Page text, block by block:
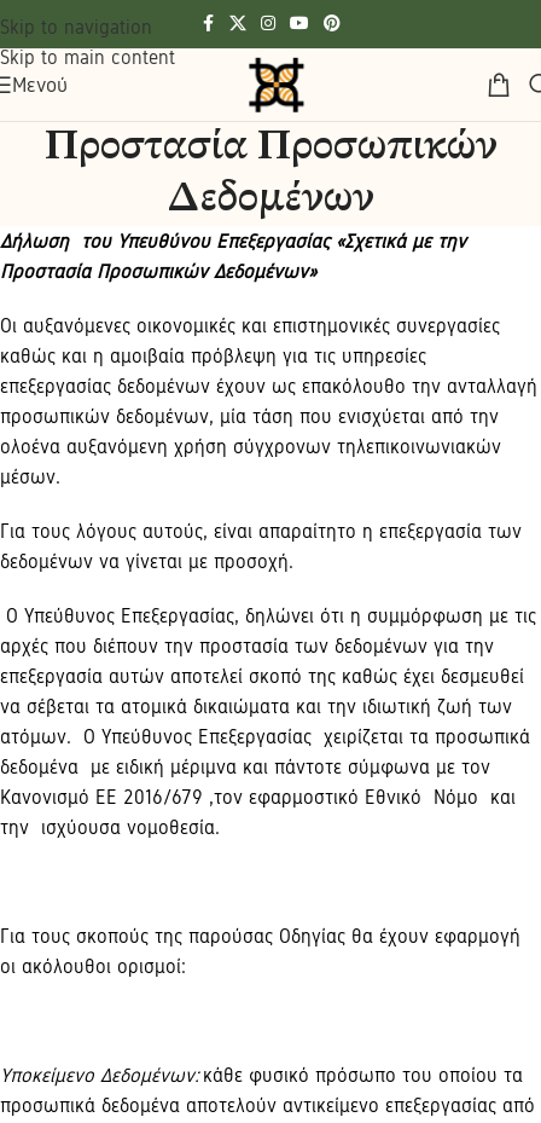
Skip to navigation
Skip to main content
Μενού
Προστασία Προσωπικών
Δεδομένων
Δήλωση του Υπευθύνου Επεξεργασίας «Σχετικά με την
Προστασία Προσωπικών Δεδομένων»
Οι αυξανόμενες οικονομικές και επιστημονικές συνεργασίες
καθώς και η αμοιβαία πρόβλεψη για τις υπηρεσίες
επεξεργασίας δεδομένων έχουν ως επακόλουθο την ανταλλαγή
προσωπικών δεδομένων, μία τάση που ενισχύεται από την
ολοένα αυξανόμενη χρήση σύγχρονων τηλεπικοινωνιακών
μέσων.
Για τους λόγους αυτούς, είναι απαραίτητο η επεξεργασία των
δεδομένων να γίνεται με προσοχή.
Ο Υπεύθυνος Επεξεργασίας, δηλώνει ότι η συμμόρφωση με τις
αρχές που διέπουν την προστασία των δεδομένων για την
επεξεργασία αυτών αποτελεί σκοπό της καθώς έχει δεσμευθεί
να σέβεται τα ατομικά δικαιώματα και την ιδιωτική ζωή των
ατόμων. Ο Υπεύθυνος Επεξεργασίας χειρίζεται τα προσωπικά
δεδομένα με ειδική μέριμνα και πάντοτε σύμφωνα με τον
Κανονισμό ΕΕ 2016/679 ,τον εφαρμοστικό Εθνικό Νόμο και
την ισχύουσα νομοθεσία.
Για τους σκοπούς της παρούσας Οδηγίας θα έχουν εφαρμογή
οι ακόλουθοι ορισμοί:
Υποκείμενο Δεδομένων:κάθε φυσικό πρόσωπο του οποίου τα
προσωπικά δεδομένα αποτελούν αντικείμενο επεξεργασίας από